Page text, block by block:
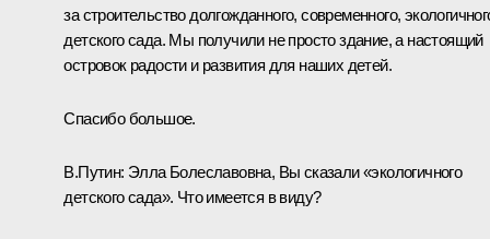
за строительство долгожданного, современного,
детского сада. Мы получили не просто здание, а настоящий
островок радости и развития для наших детей.
Спасибо большое.
В.Путин: Элла Болеславовна, Вы сказали «экологичного
детского сада». Что имеется в виду?